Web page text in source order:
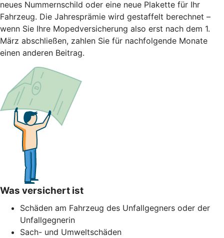
neues Nummernschild oder eine neue Plakette für Ihr
Fahrzeug. Die Jahresprämie wird gestaffelt berechnet –
wenn Sie Ihre Mopedversicherung also erst nach dem 1.
März abschließen, zahlen Sie für nachfolgende Monate
einen anderen Beitrag.
Was versichert ist
Schäden am Fahrzeug des Unfallgegners oder der
Unfallgegnerin
Sach- und Umweltschäden